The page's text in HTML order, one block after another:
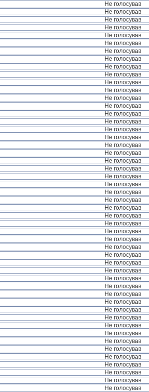
Не голосував
Не голосував
Не голосував
Не голосував
Не голосував
Не голосував
Не голосував
Не голосував
Не голосував
Не голосував
Не голосував
Не голосував
Не голосував
Не голосував
Не голосував
Не голосував
Не голосував
Не голосував
Не голосував
Не голосував
Не голосував
Не голосував
Не голосував
Не голосував
Не голосував
Не голосував
Не голосував
Не голосував
Не голосував
Не голосував
Не голосував
Не голосував
Не голосував
Не голосував
Не голосував
Не голосував
Не голосував
Не голосував
Не голосував
Не голосував
Не голосував
Не голосував
Не голосував
Не голосував
Не голосував
Не голосував
Не голосував
Не голосував
Не голосував
Не голосував